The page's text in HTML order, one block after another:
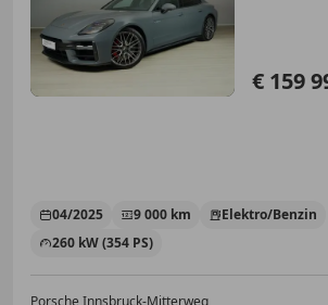
€ 159
04/2025 9 000 km
Elektro/Benzin
260 kW (354 PS)
Porsche Innsbruck-Mitterweg